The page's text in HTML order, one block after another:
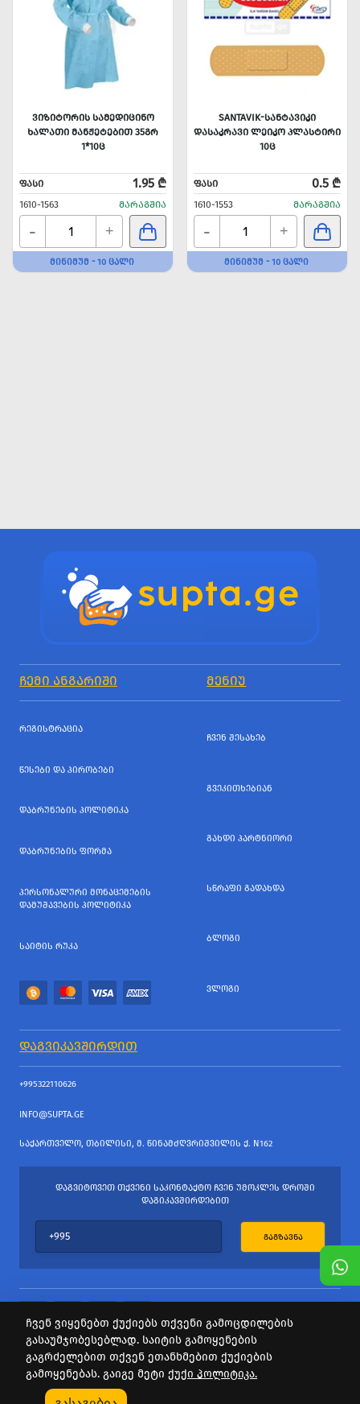
ᲕᲘᲖᲘᲢᲝᲠᲘᲡ ᲡᲐᲛᲔᲓᲘᲪᲘᲜᲝ
ᲮᲐᲚᲐᲗᲘ ᲛᲐᲜᲟᲔᲢᲔᲑᲘᲗ 35ᲒᲠ
1*10Ც
ᲤᲐᲡᲘ 1.95 ₾
1610-1563 ᲛᲐᲠᲐᲒᲨᲘᲐ
- +
ᲛᲘᲜᲘᲛᲣᲛ - 10 ᲪᲐᲚᲘ
SANTAVIK-ᲡᲐᲜᲢᲐᲕᲘᲙᲘ
ᲓᲐᲡᲐᲙᲠᲐᲕᲘ ᲚᲔᲘᲙᲝ ᲞᲚᲐᲡᲢᲘᲠᲘ
10Ც
ᲤᲐᲡᲘ 0.5 ₾
1610-1553 ᲛᲐᲠᲐᲒᲨᲘᲐ
- +
ᲛᲘᲜᲘᲛᲣᲛ - 10 ᲪᲐᲚᲘ
ᲩᲔᲛᲘ ᲐᲜᲒᲐᲠᲘᲨᲘ ᲛᲔᲜᲘᲣ
ᲠᲔᲒᲘᲡᲢᲠᲐᲪᲘᲐ
ᲬᲔᲡᲔᲑᲘ ᲓᲐ ᲞᲘᲠᲝᲑᲔᲑᲘ
ᲓᲐᲑᲠᲣᲜᲔᲑᲘᲡ ᲞᲝᲚᲘᲢᲘᲙᲐ
ᲓᲐᲑᲠᲣᲜᲔᲑᲘᲡ ᲤᲝᲠᲛᲐ
ᲞᲔᲠᲡᲝᲜᲐᲚᲣᲠᲘ ᲛᲝᲜᲐᲪᲔᲛᲔᲑᲘᲡ
ᲓᲐᲛᲣᲨᲐᲕᲔᲑᲘᲡ ᲞᲝᲚᲘᲢᲘᲙᲐ
ᲡᲐᲘᲢᲘᲡ ᲠᲣᲙᲐ
ᲩᲕᲔᲜ ᲨᲔᲡᲐᲮᲔᲑ
ᲒᲕᲔᲙᲘᲗᲮᲔᲑᲘᲐᲜ
ᲒᲐᲮᲓᲘ ᲞᲐᲠᲢᲜᲘᲝᲠᲘ
ᲡᲬᲠᲐᲤᲘ ᲒᲐᲓᲐᲮᲓᲐ
ᲑᲚᲝᲒᲘ
ᲕᲚᲝᲒᲘ
ᲓᲐᲒᲕᲘᲙᲐᲕᲨᲘᲠᲓᲘᲗ
+995322110626
INFO@SUPTA.GE
ᲡᲐᲥᲐᲠᲗᲕᲔᲚᲝ, ᲗᲑᲘᲚᲘᲡᲘ, Მ. ᲬᲘᲜᲐᲛᲫᲦᲕᲠᲘᲨᲕᲘᲚᲘᲡ Ქ. N162
ᲓᲐᲒᲕᲘᲢᲝᲕᲔᲗ ᲗᲥᲕᲔᲜᲘ ᲡᲐᲙᲝᲜᲢᲐᲥᲢᲝ ᲩᲕᲔᲜ ᲣᲛᲝᲙᲚᲔᲡ ᲓᲠᲝᲨᲘ
ᲓᲐᲒᲘᲙᲐᲕᲨᲘᲠᲓᲔᲑᲘᲗ
ᲒᲐᲒᲖᲐᲕᲜᲐ
ყველა უფლება დაცულია
საიტის პროვაიდერი Webdoors.ge
ჩვენ ვიყენებთ ქუქიებს თქვენი გამოცდილების
გასაუმჯობესებლად. საიტის გამოყენების
გაგრძელებით თქვენ ეთანხმებით ქუქიების
გამოყენებას. გაიგე მეტი ქუქი პოლიტიკა.